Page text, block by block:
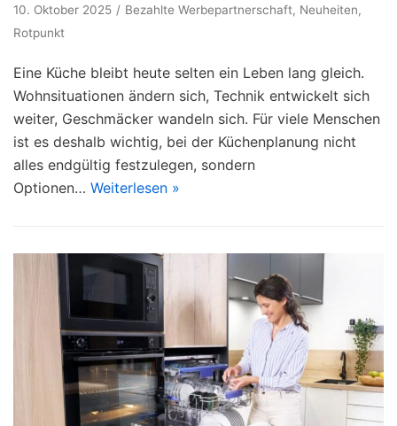
10. Oktober 2025 Bezahlte Werbepartnerschaft, Neuheiten,
Rotpunkt
Eine Küche bleibt heute selten ein Leben lang gleich.
Wohnsituationen ändern sich, Technik entwickelt sich
weiter, Geschmäcker wandeln sich. Für viele Menschen
ist es deshalb wichtig, bei der Küchenplanung nicht
alles endgültig festzulegen, sondern
Optionen… Weiterlesen »